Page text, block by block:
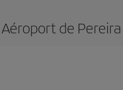
Aéroport de Pereira